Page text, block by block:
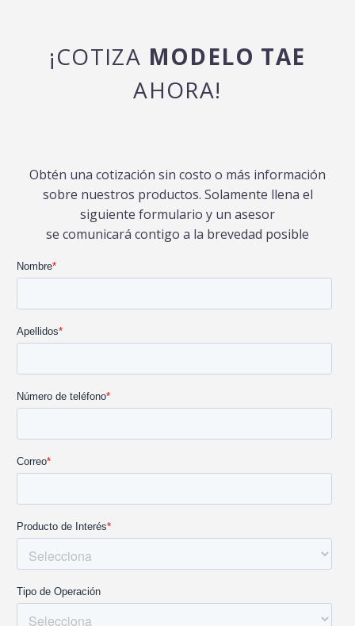
¡COTIZA MODELO TAE
AHORA!
Obtén una cotización sin costo o más información
sobre nuestros productos. Solamente llena el
siguiente formulario y un asesor
se comunicará contigo a la brevedad posible